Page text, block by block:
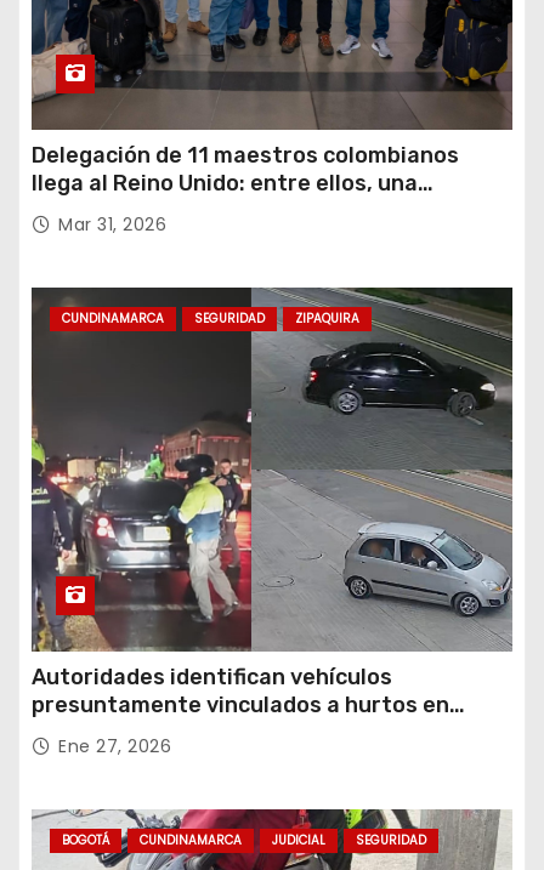
Delegación de 11 maestros colombianos
llega al Reino Unido: entre ellos, una
destacada profesora de Ubaté
Mar 31, 2026
CUNDINAMARCA SEGURIDAD ZIPAQUIRA
Autoridades identifican vehículos
presuntamente vinculados a hurtos en
conjuntos residenciales de Zipaquirá
Ene 27, 2026
BOGOTÁ CUNDINAMARCA JUDICIAL SEGURIDAD